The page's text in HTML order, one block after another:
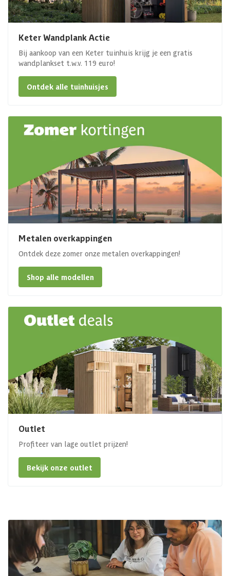
Keter Wandplank Actie
Bij aankoop van een Keter tuinhuis krijg je een gratis
wandplankset t.w.v. 119 euro!
Ontdek alle tuinhuisjes
Metalen overkappingen
Ontdek deze zomer onze metalen overkappingen!
Shop alle modellen
Outlet
Profiteer van lage outlet prijzen!
Bekijk onze outlet